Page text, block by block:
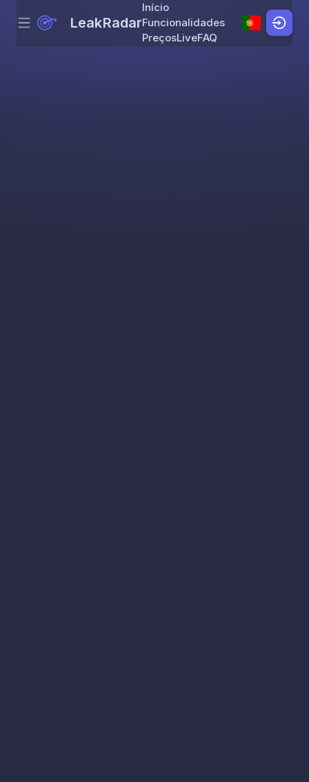
Skip to content
Menu LeakRadar
Início
Funcionalidades
PreçosLiveFAQ